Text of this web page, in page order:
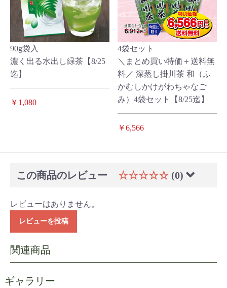
90g袋入
濃く出る水出し緑茶【8/25
迄】
￥1,080
4袋セット
＼まとめ買い特価＋送料無
料／ 深蒸し掛川茶 和（ふ
かむしかけがわちゃなご
み）4袋セット【8/25迄】
￥6,566
この商品のレビュー ☆☆☆☆☆ (0)
レビューはありません。
レビューを投稿
ギャラリー